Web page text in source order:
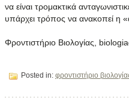
να είναι τρομακτικά
υπάρχει τρόπος να ανακοπεί η
Φροντιστήριο Βιολογίας,
Posted in: φροντιστήριο